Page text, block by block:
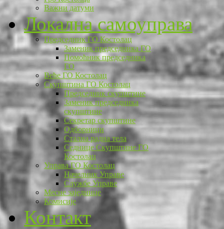
Важни датуми
Локална самоуправа
Председник ГО Костолац
Заменик председника ГО
Помоћник председника
ГО
Веће ГО Костолац
Скупштина ГО Костолац
Председник скупштине
Заменик председника
скупштине
Секретар скупштине
Одборници
Стална радна тела
Седнице Скупштине ГО
Костолац
Управа ГО Костолац
Начелник Управе
Службе Управе
Месне заједнице
Комисије
Контакт